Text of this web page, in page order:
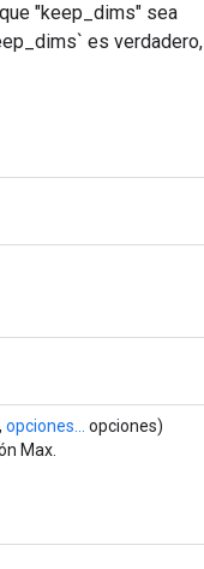
"keep_dims" sea
es verdadero,
opciones...
opciones)
Max.